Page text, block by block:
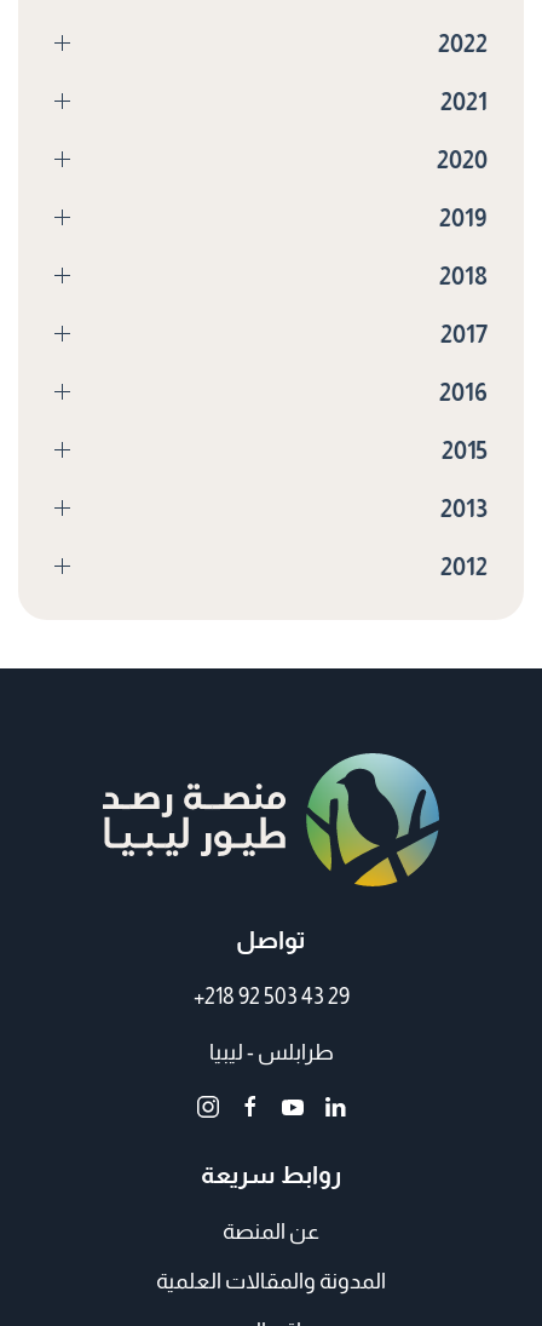
2022
2021
2020
2019
2018
2017
2016
2015
2013
2012
تواصل
+218 92 503 43 29
طرابلس - ليبيا
روابط سريعة
عن المنصة
المدونة والمقالات العلمية